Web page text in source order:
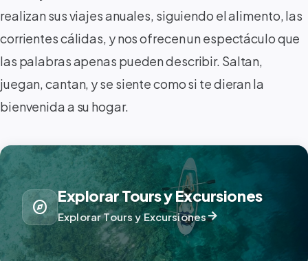
realizan sus viajes anuales, siguiendo el alimento, las
corrientes cálidas, y nos ofrecen un espectáculo que
las palabras apenas pueden describir. Saltan,
juegan, cantan, y se siente como si te dieran la
bienvenida a su hogar.
explore
Explorar Tours y Excursiones
Explorar Tours y Excursionesarrow_forward